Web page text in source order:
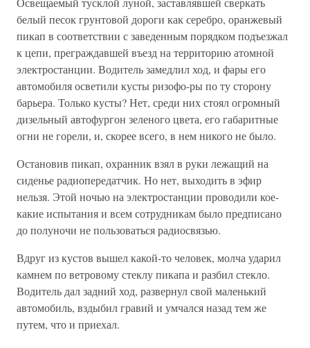
белый песок грунтовой дороги как серебро, оранжевый
пикап в соответствии с заведенным порядком подъезжал
к цепи, преграждавшей въезд на территорию атомной
электростанции. Водитель замедлил ход, и фары его
автомобиля осветили кусты ризофо-ры по ту сторону
барьера. Только кусты? Нет, среди них стоял огромный
дизельный автофургон зеленого цвета, его габаритные
огни не горели, и, скорее всего, в нем никого не было.
Остановив пикап, охранник взял в руки лежащий на
сиденье радиопередатчик. Но нет, выходить в эфир
нельзя. Этой ночью на электростанции проводили кое-
какие испытания и всем сотрудникам было предписано
до полуночи не пользоваться радиосвязью.
Вдруг из кустов вышел какой-то человек, молча ударил
камнем по ветровому стеклу пикапа и разбил стекло.
Водитель дал задний ход, развернул свой маленький
автомобиль, вздыбил гравий и умчался назад тем же
путем, что и приехал.